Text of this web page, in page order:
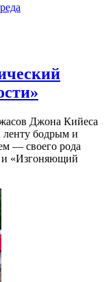
Джона Кийеса
ленту бодрым и
— своего рода
и «Изгоняющий